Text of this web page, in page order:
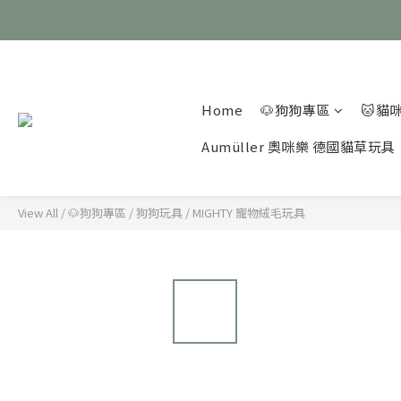
Home 🐶狗狗專區 🐱貓
Aumüller 奧咪樂 德國貓草玩具
View All /🐶狗狗專區 /狗狗玩具 / MIGHTY 寵物絨毛玩具